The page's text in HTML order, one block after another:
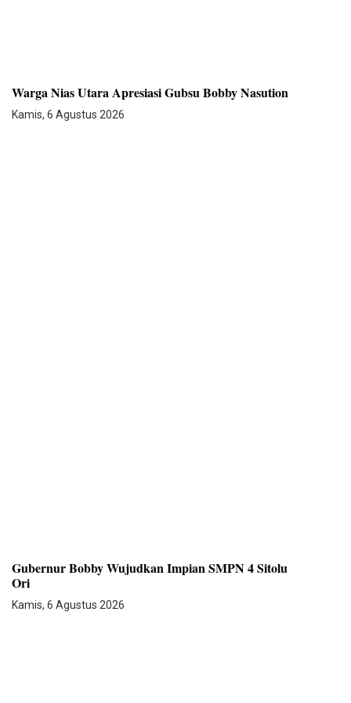
Warga Nias Utara Apresiasi Gubsu Bobby Nasution
Kamis, 6 Agustus 2026
Gubernur Bobby Wujudkan Impian SMPN 4 Sitolu
Ori
Kamis, 6 Agustus 2026